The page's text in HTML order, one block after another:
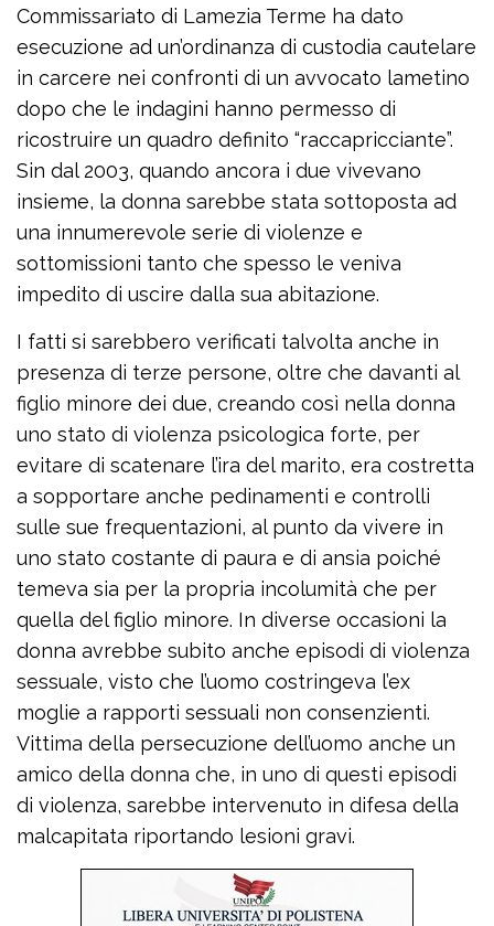
Commissariato di Lamezia Terme ha dato
esecuzione ad un’ordinanza di custodia cautelare
in carcere nei confronti di un avvocato lametino
dopo che le indagini hanno permesso di
ricostruire un quadro definito “raccapricciante”.
Sin dal 2003, quando ancora i due vivevano
insieme, la donna sarebbe stata sottoposta ad
una innumerevole serie di violenze e
sottomissioni tanto che spesso le veniva
impedito di uscire dalla sua abitazione.
I fatti si sarebbero verificati talvolta anche in
presenza di terze persone, oltre che davanti al
figlio minore dei due, creando così nella donna
uno stato di violenza psicologica forte, per
evitare di scatenare l’ira del marito, era costretta
a sopportare anche pedinamenti e controlli
sulle sue frequentazioni, al punto da vivere in
uno stato costante di paura e di ansia poiché
temeva sia per la propria incolumità che per
quella del figlio minore. In diverse occasioni la
donna avrebbe subito anche episodi di violenza
sessuale, visto che l’uomo costringeva l’ex
moglie a rapporti sessuali non consenzienti.
Vittima della persecuzione dell’uomo anche un
amico della donna che, in uno di questi episodi
di violenza, sarebbe intervenuto in difesa della
malcapitata riportando lesioni gravi.